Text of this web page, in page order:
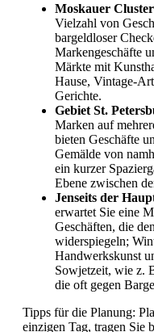
Moskauer Cluster
Vielzahl von
bargeldloser
Markengeschäfte
Märkte mit
Hause, Vintage-
Gerichte.
Gebiet St.
Marken auf
bieten Geschäfte
Gemälde von
ein kurzer
Ebene zwischen
Jenseits der
erwartet Sie eine
Geschäften, die
widerspiegeln;
Handwerkskunst
Sowjetzeit, wie z.
die oft gegen
Tipps für die Planung:
einzigen Tag, tragen Sie